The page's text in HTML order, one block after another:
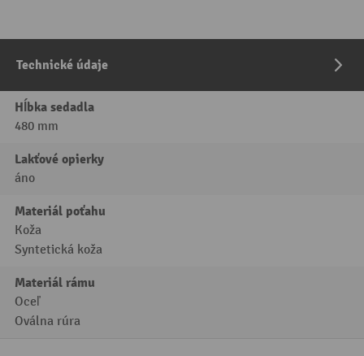
Technické údaje
Hĺbka sedadla
480 mm
Lakťové opierky
áno
Materiál poťahu
Koža
Syntetická koža
Materiál rámu
Oceľ
Oválna rúra